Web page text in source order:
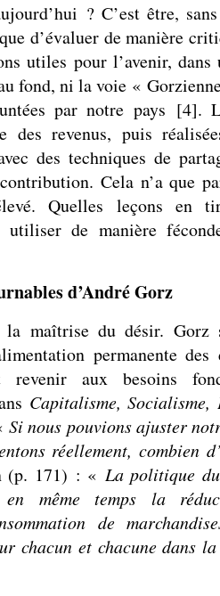
? C’est être,
d’évaluer de manière
utiles pour l’avenir, dans
fond, ni la voie «
par notre pays [4].
des revenus, puis
des techniques de
Cela n’a que
Quelles leçons en
utiliser de manière
d’André Gorz
maîtrise du désir. Gorz
permanente
aux besoins
Capitalisme, Socialisme,
Si nous pouvions ajuster
réellement, combien
(p. 171) : « La politique
même temps la
de
chacun et chacune dans